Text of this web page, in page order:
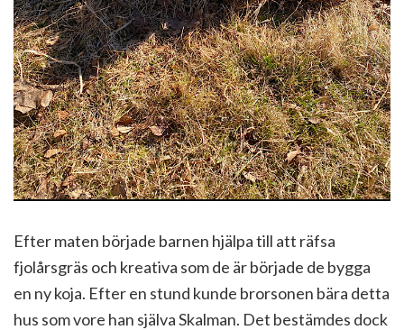
Efter maten började barnen hjälpa till att räfsa
fjolårsgräs och kreativa som de är började de bygga
en ny koja. Efter en stund kunde brorsonen bära detta
hus som vore han själva Skalman. Det bestämdes dock